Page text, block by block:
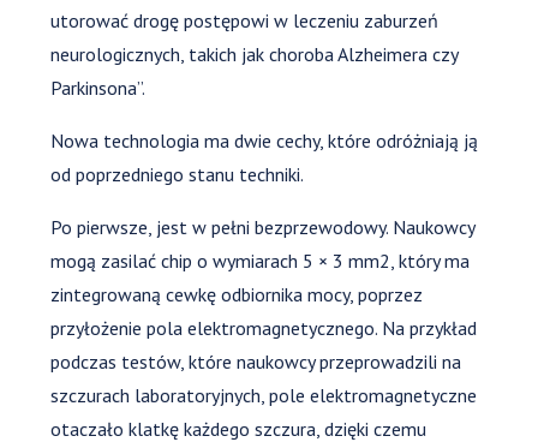
utorować drogę postępowi w leczeniu zaburzeń
neurologicznych, takich jak choroba Alzheimera czy
Parkinsona”.
Nowa technologia ma dwie cechy, które odróżniają ją
od poprzedniego stanu techniki.
Po pierwsze, jest w pełni bezprzewodowy. Naukowcy
mogą zasilać chip o wymiarach 5 × 3 mm2, który ma
zintegrowaną cewkę odbiornika mocy, poprzez
przyłożenie pola elektromagnetycznego. Na przykład
podczas testów, które naukowcy przeprowadzili na
szczurach laboratoryjnych, pole elektromagnetyczne
otaczało klatkę każdego szczura, dzięki czemu